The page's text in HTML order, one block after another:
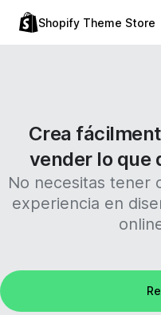
Shopify Theme Store
Crea
vender lo que
No necesitas tener
experiencia en